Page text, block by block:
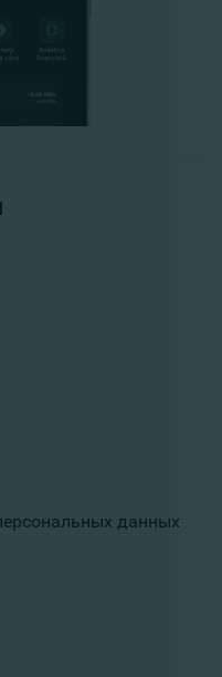
данных